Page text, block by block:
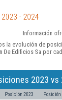
- 2024
Información
la evolución de
De Edificios Sa por
2023 vs
Posición 2023 Posición